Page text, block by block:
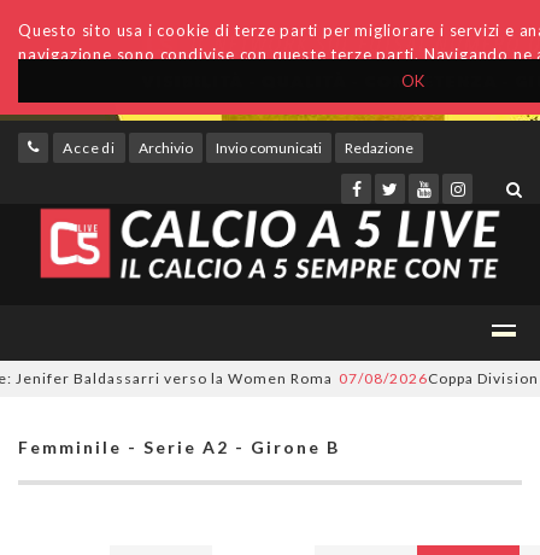
OK
Questo sito usa i cookie di terze parti per migliorare i servizi e
navigazione sono condivise con queste terze parti. Navigando
Accedi Archivio Invio comunicati Redazione
Baldassarri verso la Women Roma 07/08/2026Coppa Divisione, si
Femminile - Serie A2 - Girone B